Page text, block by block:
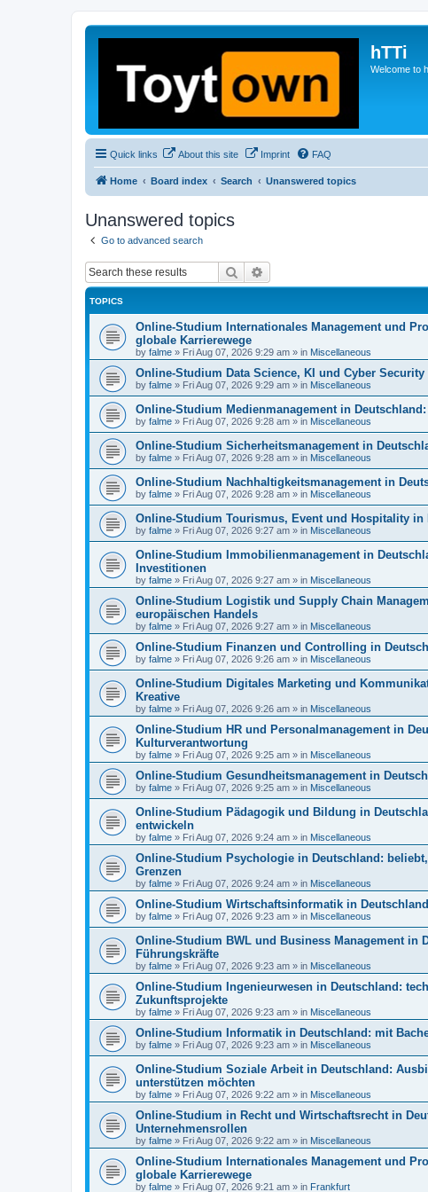
hTTi
Welcome to
Quick links About this site Imprint FAQ
Home Board index Search Unanswered topics
Unanswered topics
Go to advanced search
Search
TOPICS
Online-Studium Internationales Management und
globale Karrierewege
by falme » Fri Aug 07, 2026 9:29 am » in Miscellaneous
Online-Studium Data Science, KI und Cyber
by falme » Fri Aug 07, 2026 9:29 am » in Miscellaneous
Online-Studium Medienmanagement in
by falme » Fri Aug 07, 2026 9:28 am » in Miscellaneous
Online-Studium Sicherheitsmanagement in
by falme » Fri Aug 07, 2026 9:28 am » in Miscellaneous
Online-Studium Nachhaltigkeitsmanagement in
by falme » Fri Aug 07, 2026 9:28 am » in Miscellaneous
Online-Studium Tourismus, Event und Hospitality
by falme » Fri Aug 07, 2026 9:27 am » in Miscellaneous
Online-Studium Immobilienmanagement in
Investitionen
by falme » Fri Aug 07, 2026 9:27 am » in Miscellaneous
Online-Studium Logistik und Supply Chain
europäischen Handels
by falme » Fri Aug 07, 2026 9:27 am » in Miscellaneous
Online-Studium Finanzen und Controlling in
by falme » Fri Aug 07, 2026 9:26 am » in Miscellaneous
Online-Studium Digitales Marketing und
Kreative
by falme » Fri Aug 07, 2026 9:26 am » in Miscellaneous
Online-Studium HR und Personalmanagement in
Kulturverantwortung
by falme » Fri Aug 07, 2026 9:25 am » in Miscellaneous
Online-Studium Gesundheitsmanagement in
by falme » Fri Aug 07, 2026 9:25 am » in Miscellaneous
Online-Studium Pädagogik und Bildung in
entwickeln
by falme » Fri Aug 07, 2026 9:24 am » in Miscellaneous
Online-Studium Psychologie in Deutschland:
Grenzen
by falme » Fri Aug 07, 2026 9:24 am » in Miscellaneous
Online-Studium Wirtschaftsinformatik in
by falme » Fri Aug 07, 2026 9:23 am » in Miscellaneous
Online-Studium BWL und Business Management in
Führungskräfte
by falme » Fri Aug 07, 2026 9:23 am » in Miscellaneous
Online-Studium Ingenieurwesen in Deutschland:
Zukunftsprojekte
by falme » Fri Aug 07, 2026 9:23 am » in Miscellaneous
Online-Studium Informatik in Deutschland: mit
by falme » Fri Aug 07, 2026 9:23 am » in Miscellaneous
Online-Studium Soziale Arbeit in Deutschland:
unterstützen möchten
by falme » Fri Aug 07, 2026 9:22 am » in Miscellaneous
Online-Studium in Recht und Wirtschaftsrecht in
Unternehmensrollen
by falme » Fri Aug 07, 2026 9:22 am » in Miscellaneous
Online-Studium Internationales Management und
globale Karrierewege
by falme » Fri Aug 07, 2026 9:21 am » in Frankfurt